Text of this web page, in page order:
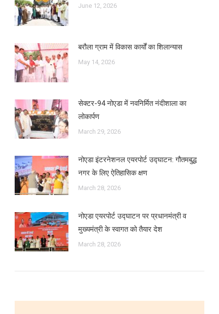
June 12, 2026
बरौला ग्राम में विकास कार्यों का शिलान्यास
May 14, 2026
सेक्टर-94 नोएडा में नवनिर्मित नंदीशाला का
लोकार्पण
March 29, 2026
नोएडा इंटरनेशनल एयरपोर्ट उद्घाटन: गौतमबुद्ध
नगर के लिए ऐतिहासिक क्षण
March 28, 2026
नोएडा एयरपोर्ट उद्घाटन पर प्रधानमंत्री व
मुख्यमंत्री के स्वागत को तैयार देश
March 28, 2026